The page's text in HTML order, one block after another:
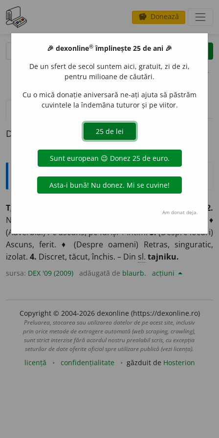
savings Donează
clear
opțiuni
definiții (1) pronunțievolume_up (5)
Definiția cu ID-ul 830342:
Explicative DEX
TA
2.
Neștiut, necunoscut, neînțeles de alții, secret. ♦
(Adverbial) Pe ascuns, pe furiș. ♦ Intim.3.(Despre locuri)
Ascuns, ferit. ♦ (Despre oameni) Retras, singuratic,
izolat. 4. Discret, tăcut, închis. – Din sl. tajniku.
sursa: DEX '09 (2009) adăugată de blaurb. acțiuni
Copyright © 2004-2026 dexonline (https://dexonline.ro)
Preluarea, stocarea sau utilizarea datelor de pe acest site, inclusiv
prin orice metode de extragere automată (web scraping, crawling),
sunt strict interzise fără acordul nostru prealabil scris, cu excepția
seturilor de date oferite oficial spre utilizare publică (vezi licența).
licență confidențialitate găzduit de Hosterion
🎉 dexonline® împlinește 25 de ani 🎉
De un sfert de secol suntem aici, gratuit, zi de zi,
pentru milioane de căutări.
Cu o mică donație aniversară ne-ați ajuta să păstrăm
cuvintele la îndemâna tuturor și pe viitor.
Am donat deja.